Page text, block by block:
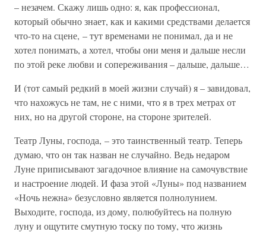
– незачем. Скажу лишь одно: я, как профессионал,
который обычно знает, как и какими средствами делается
что-то на сцене, – тут временами не понимал, да и не
хотел понимать, а хотел, чтобы они меня и дальше несли
по этой реке любви и сопереживания – дальше, дальше…
И (тот самый редкий в моей жизни случай) я – завидовал,
что нахожусь не там, не с ними, что я в трех метрах от
них, но на другой стороне, на стороне зрителей.
Театр Луны, господа, – это таинственный театр. Теперь
думаю, что он так назван не случайно. Ведь недаром
Луне приписывают загадочное влияние на самочувствие
и настроение людей. И фаза этой «Луны» под названием
«Ночь нежна» безусловно является полнолунием.
Выходите, господа, из дому, полюбуйтесь на полную
луну и ощутите смутную тоску по тому, что жизнь